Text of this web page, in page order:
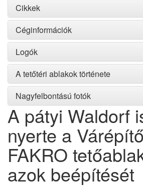
Cikkek
Céginformációk
Logók
A tetőtéri ablakok története
Nagyfelbontású fotók
A pátyi Waldorf
nyerte a
FAKRO
azok beépítését